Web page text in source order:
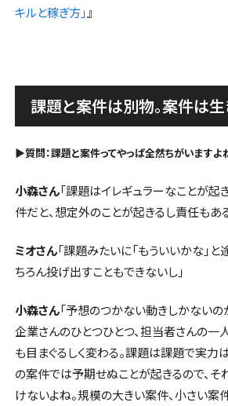
キルと稼ぎ方」』
課題と案件は別物。案件は生
▶︎質問：課題と案件ってやっぱ全然ちがいますよ
小森さん「課題はイレギュラーなことが起
件だと、想定外のことが起きるし責任もあ
ミオさん「課題みたいに「もういいかな」と
ちろん投げ出すこともできないし」
小森さん「予想のつかない動きしかないの
企業さんのひとつひとつ、担当者さんの一
も目まぐるしく変わる。課題は課題で実力
の案件では予期せぬことが起きるので、
けないよね。規模の大きい案件、小さい案